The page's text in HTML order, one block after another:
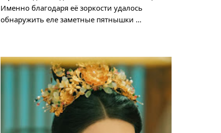
Именно благодаря её зоркости удалось
обнаружить еле заметные пятнышки …